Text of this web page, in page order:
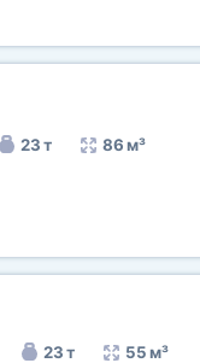
23 т 86 м³
23 т 55 м³